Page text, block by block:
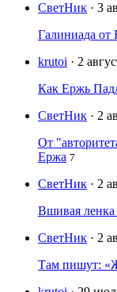
СветНик · 3
Галиниада от
krutoi · 2
Как Ержь
СветНик · 2
От
Ержа 7
СветНик · 2
Вшивая ленка
СветНик · 2
Там пишут: